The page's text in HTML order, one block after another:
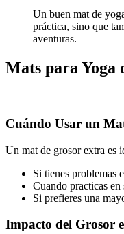
Un buen mat de
práctica, sino que
aventuras.
Mats para
Cuándo Usar un
Un mat de grosor extra es
Si tienes problemas
Cuando practicas en
Si prefieres una
Impacto del Grosor